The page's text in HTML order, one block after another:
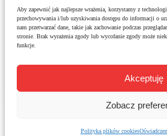
Aby zapewnić jak najlepsze wrażenia, korzystamy z
przechowywania i/lub uzyskiwania dostępu do informacji o
nam przetwarzać dane, takie jak zachowanie podczas
stronie. Brak wyrażenia zgody lub wycofanie zgody może
funkcje.
Akceptuję
Zobacz
Polityka plików cookies
Podróże
Polityka
Sport
Środowisko
Technologie